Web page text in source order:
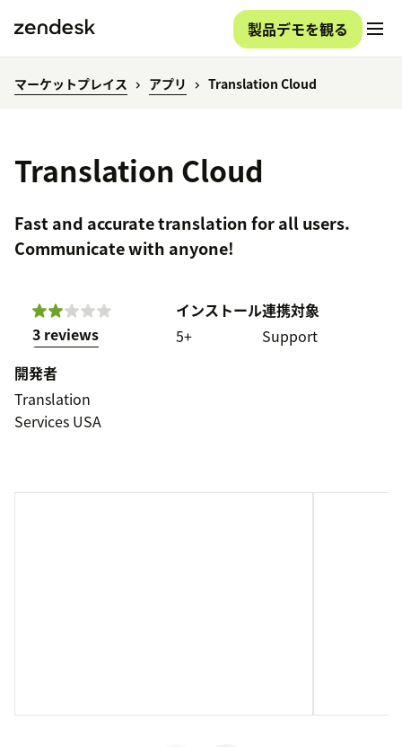
製品デモを観る
マーケットプレイス アプリ Translation Cloud
Translation Cloud
Fast and accurate translation for all users.
Communicate with anyone!
3 reviews
インストール
5+
連携対象
Support
開発者
Translation
Services USA